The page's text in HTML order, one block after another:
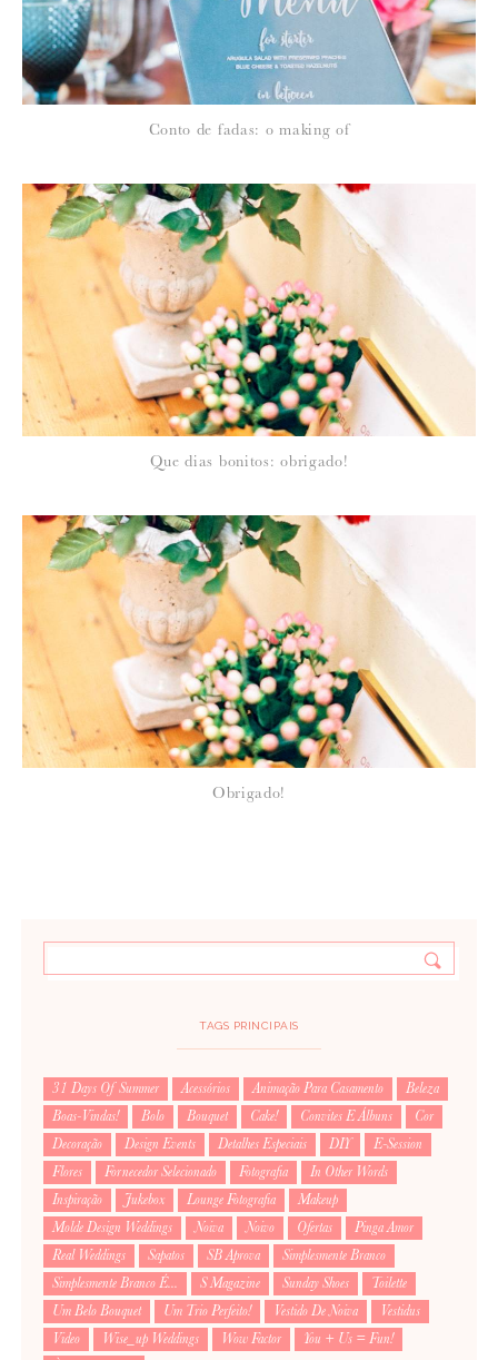
NOME*:
Para saber como tratamos e protegemos os seus dados, leia a nossa
política de privacidade
Conto de fadas: o making of
Que dias bonitos: obrigado!
Obrigado!
TAGS PRINCIPAIS
31 Days Of Summer Acessórios Animação Para Casamento
Beleza
Boas-Vindas!
Bolo Bouquet Cake! Convites E Álbuns
Cor
Decoração
Design Events Detalhes Especiais DIY
E-Session
Flores
Fornecedor Selecionado Fotografia
In Other Words
Inspiração
Jukebox Lounge Fotografia
Makeup
Molde Design Weddings
Noiva Noivo Ofertas
Pinga Amor
Real Weddings
Sapatos SB Aprova
Simplesmente Branco
Simplesmente Branco É...
S Magazine Sunday Shoes
Toilette
Um Belo Bouquet
Um Trio Perfeito! Vestido De Noiva
Vestidus
Video
Wise_up Weddings Wow Factor
You + Us = Fun!